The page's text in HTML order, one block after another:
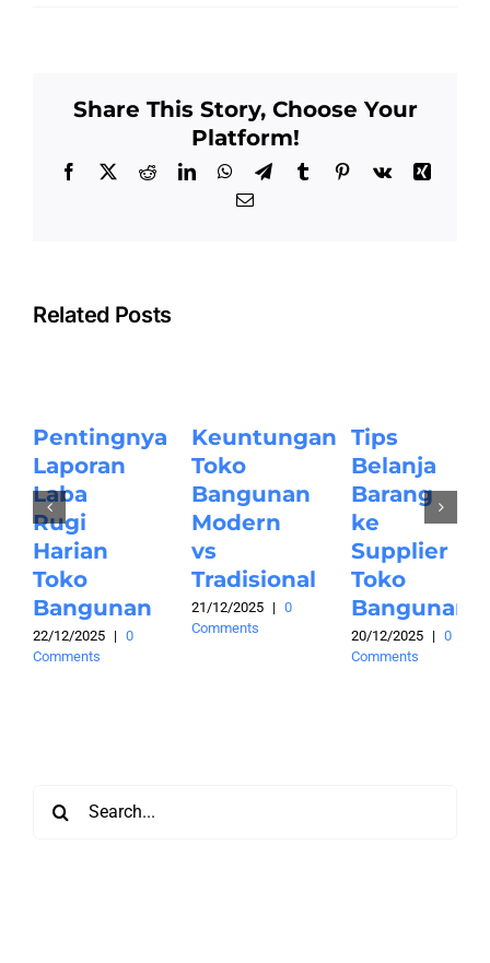
Share This Story, Choose Your
Platform!
Facebook
X RedditLinkedInWhatsApp
TelegramTumblrPinterest
Vk
Xing
Email
Related Posts
Pentingnya
Laporan
Laba
Rugi
Harian
Toko
Bangunan
22/12/2025 | 0
Comments
Keuntungan
Toko
Bangunan
Modern
vs
Tradisional
21/12/2025 |
0
Comments
Tips
Belanja
Barang
ke
Supplier
Toko
Bangunan
20/12/2025 | 0
Comments
for: